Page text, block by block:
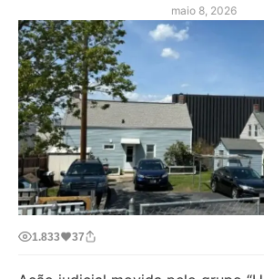
maio 8, 2026
1.833 37